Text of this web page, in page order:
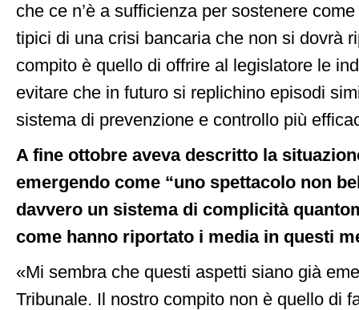
che ce n’è a sufficienza per sostenere
tipici di una crisi bancaria che non si dovrà
compito è quello di offrire al legislatore le
evitare che in futuro si replichino episodi
sistema di prevenzione e controllo più
A fine ottobre aveva descritto la
emergendo come “uno spettacolo non
davvero un sistema di complicità
come hanno riportato i media in questi
«Mi sembra che questi aspetti siano già
Tribunale. Il nostro compito non è quello di